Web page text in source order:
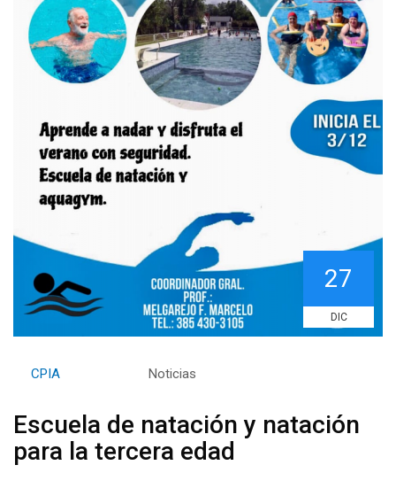
27
DIC
CPIA Noticias
Escuela de natación y natación
para la tercera edad